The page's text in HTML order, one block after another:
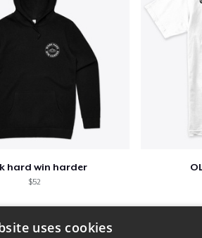
hard win harder
$52
uses cookies